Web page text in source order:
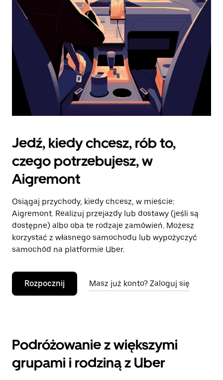
kalendarz.
Jedź, kiedy chcesz, rób to,
czego potrzebujesz, w
Aigremont
Osiągaj przychody, kiedy chcesz, w mieście:
Aigremont. Realizuj przejazdy lub dostawy (jeśli są
dostępne) albo oba te rodzaje zamówień. Możesz
korzystać z własnego samochodu lub wypożyczyć
samochód na platformie Uber.
Rozpocznij Masz już konto? Zaloguj się
Podróżowanie z większymi
grupami i rodziną z Uber